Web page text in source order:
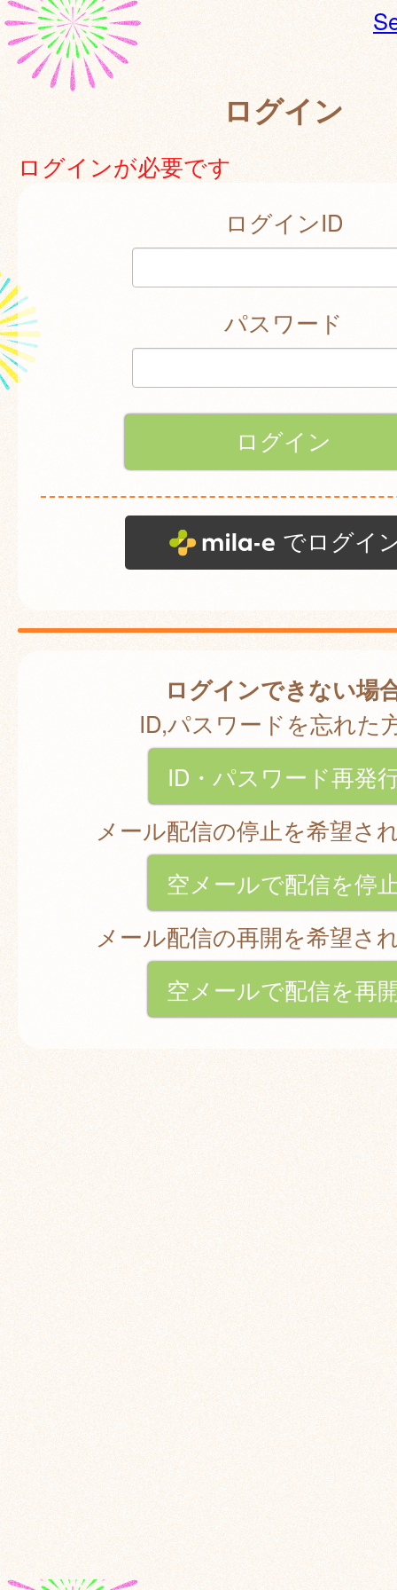
ログイン
ログインが必要です
ログインID
パスワード
でログイ
ログインできない場
ID,パスワードを忘れた
ID・パスワード再発
メール配信の停止を希望さ
空メールで配信を停
メール配信の再開を希望さ
空メールで配信を再